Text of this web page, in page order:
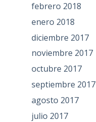
febrero 2018
enero 2018
diciembre 2017
noviembre 2017
octubre 2017
septiembre 2017
agosto 2017
julio 2017